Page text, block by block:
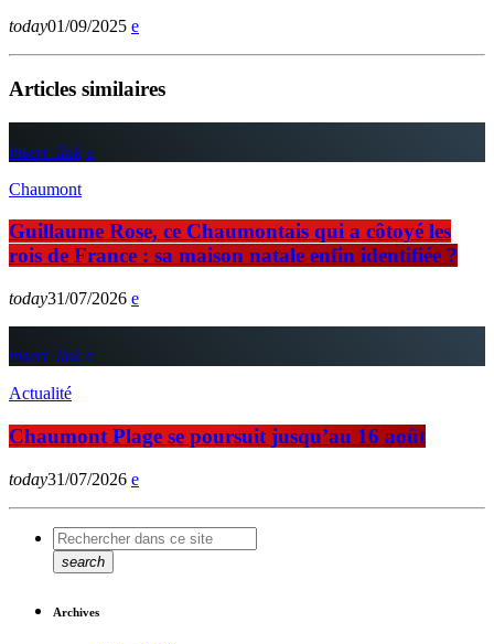
today01/09/2025
Articles similaires
insert_link
Chaumont
Guillaume Rose, ce Chaumontais qui a côtoyé les
rois de France : sa maison natale enfin identifiée ?
today31/07/2026
insert_link
Actualité
Chaumont Plage se poursuit jusqu’au 16 août
today31/07/2026
search
Archives